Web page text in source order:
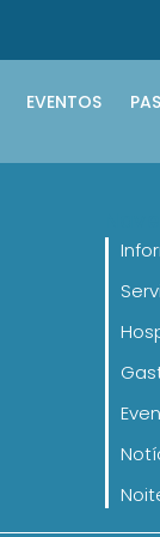
EVENTOS